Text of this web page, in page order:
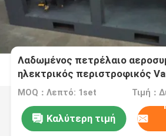
Λαδωμένος πετρέλαιο
ηλεκτρικός περιστροφικός
αεροσυμπιεστής
MOQ：Λεπτό: 1set
Καλύτερη τιμή